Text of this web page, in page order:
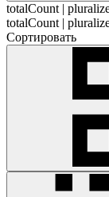
totalCount |
totalCount |
Сортировать